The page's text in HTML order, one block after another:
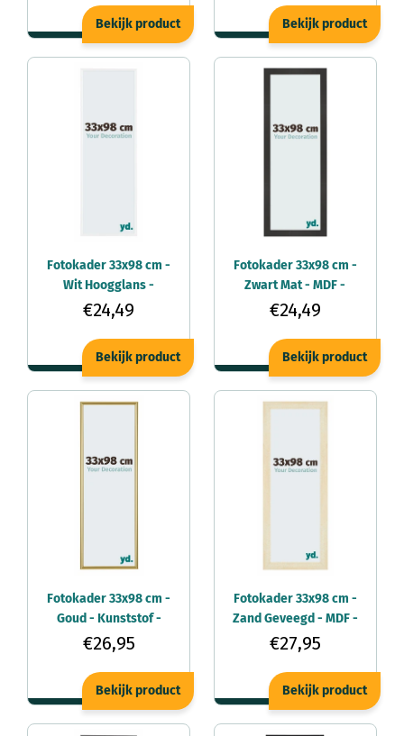
Bekijk product Bekijk product
Fotokader 33x98 cm -
Wit Hoogglans -
Kunststof - Evry
€24,49
Bekijk product
Fotokader 33x98 cm -
Zwart Mat - MDF -
Bologna
€24,49
Bekijk product
Fotokader 33x98 cm -
Goud - Kunststof -
Annecy
€26,95
Bekijk product
Fotokader 33x98 cm -
Zand Geveegd - MDF -
Mura
€27,95
Bekijk product